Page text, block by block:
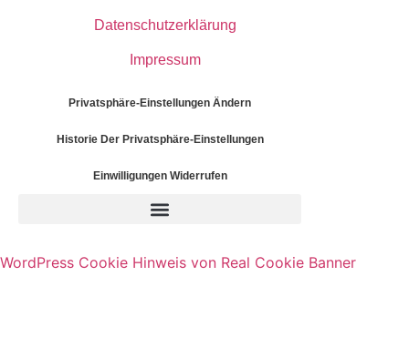
Datenschutzerklärung
Impressum
Privatsphäre-Einstellungen Ändern
Historie Der Privatsphäre-Einstellungen
Einwilligungen Widerrufen
WordPress Cookie Hinweis von Real Cookie Banner